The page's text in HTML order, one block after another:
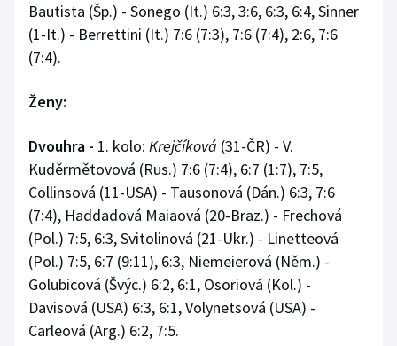
Bautista (Šp.) - Sonego (It.) 6:3, 3:6, 6:3, 6:4, Sinner
(1-It.) - Berrettini (It.) 7:6 (7:3), 7:6 (7:4), 2:6, 7:6
(7:4).
Ženy:
Dvouhra - 1. kolo: Krejčíková (31-ČR) - V.
Kuděrmětovová (Rus.) 7:6 (7:4), 6:7 (1:7), 7:5,
Collinsová (11-USA) - Tausonová (Dán.) 6:3, 7:6
(7:4), Haddadová Maiaová (20-Braz.) - Frechová
(Pol.) 7:5, 6:3, Svitolinová (21-Ukr.) - Linetteová
(Pol.) 7:5, 6:7 (9:11), 6:3, Niemeierová (Něm.) -
Golubicová (Švýc.) 6:2, 6:1, Osoriová (Kol.) -
Davisová (USA) 6:3, 6:1, Volynetsová (USA) -
Carleová (Arg.) 6:2, 7:5.